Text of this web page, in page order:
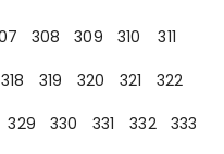
308 309 310
311
318 319 320 321
322
329 330 331 332
333